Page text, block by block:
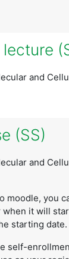
and
(SS)
and
moodle, you
it will
starting date.
self-